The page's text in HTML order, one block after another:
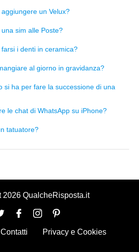
un Velux?
sim alle Poste?
i denti in ceramica?
al giorno in gravidanza?
si ha per fare la successione di una
le chat di WhatsApp su iPhone?
tatuatore?
2026 QualcheRisposta.it
Contatti Privacy e Cookies